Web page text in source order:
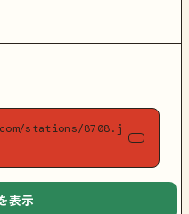
stations/8708.j
表示